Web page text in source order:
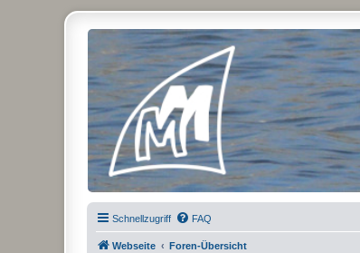
Micro Magic Forum
Schnellzugriff FAQ
Webseite Foren-Übersicht